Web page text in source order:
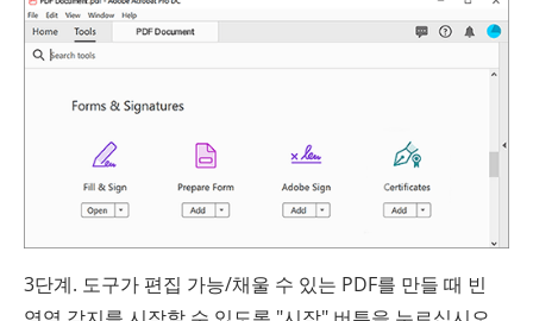
3단계. 도구가 편집 가능/채울 수 있는 PDF를 만들 때 빈